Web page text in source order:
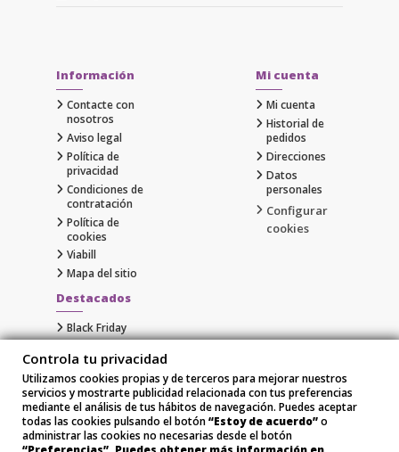
Información
Contacte con
nosotros
Aviso legal
Política de
privacidad
Condiciones de
contratación
Política de
cookies
Viabill
Mapa del sitio
Mi cuenta
Mi cuenta
Historial de
pedidos
Direcciones
Datos
personales
Configurar
cookies
Destacados
Black Friday
Gaming
Comprar Apple al Mejor Precio
Samsung
Xiaomi
Controla tu privacidad
Utilizamos cookies propias y de terceros para mejorar nuestros
servicios y mostrarte publicidad relacionada con tus preferencias
mediante el análisis de tus hábitos de navegación. Puedes aceptar
todas las cookies pulsando el botón“Estoy de acuerdo”o
administrar las cookies no necesarias desde el botón